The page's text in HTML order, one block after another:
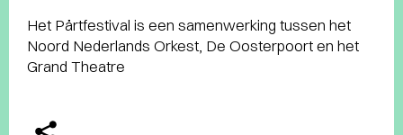
Het Pärtfestival is een samenwerking tussen het
Noord Nederlands Orkest, De Oosterpoort en het
Grand Theatre